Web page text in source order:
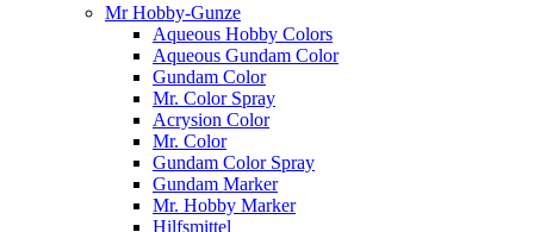
Mr Hobby-Gunze
Aqueous Hobby Colors
Aqueous Gundam Color
Gundam Color
Mr. Color Spray
Acrysion Color
Mr. Color
Gundam Color Spray
Gundam Marker
Mr. Hobby Marker
Hilfsmittel